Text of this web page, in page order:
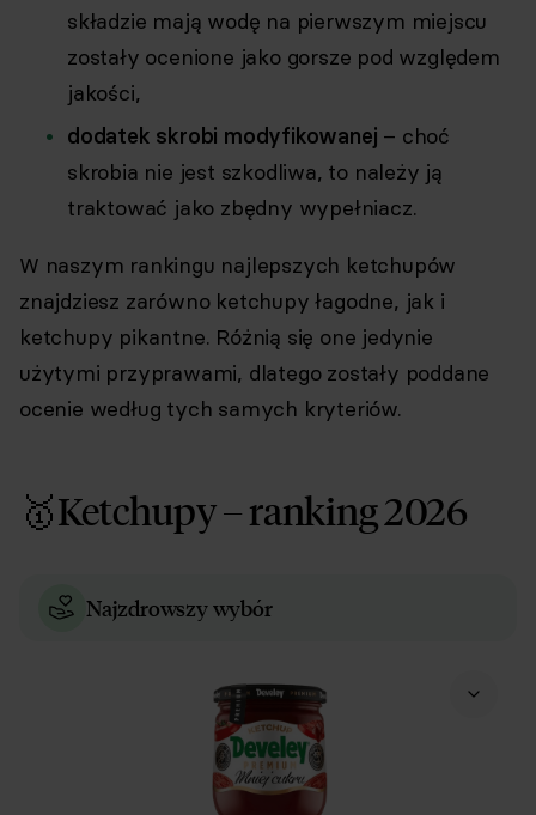
składzie mają wodę na pierwszym miejscu
zostały ocenione jako gorsze pod względem
jakości,
dodatek skrobi modyfikowanej – choć
skrobia nie jest szkodliwa, to należy ją
traktować jako zbędny wypełniacz.
W naszym rankingu najlepszych ketchupów
znajdziesz zarówno ketchupy łagodne, jak i
ketchupy pikantne. Różnią się one jedynie
użytymi przyprawami, dlatego zostały poddane
ocenie według tych samych kryteriów.
🥇Ketchupy – ranking 2026
Najzdrowszy wybór